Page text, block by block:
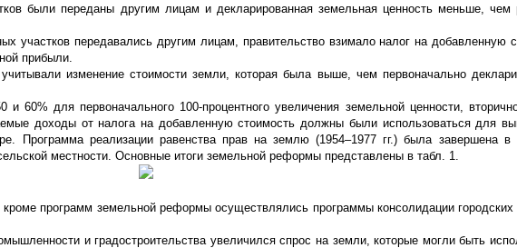
были переданы другим лицам и декларированная земельная ценность меньше, чем
участков передавались другим лицам, правительство взимало налог на добавленную
прибыли.
изменение стоимости земли, которая была выше, чем первоначально
60% для первоначального 100-процентного увеличения земельной ценности,
доходы от налога на добавленную стоимость должны были использоваться для
Программа реализации равенства прав на землю (1954–1977 гг.) была завершена в
местности. Основные итоги земельной реформы представлены в табл. 1.
программ земельной реформы осуществлялись программы консолидации
и градостроительства увеличился спрос на земли, которые могли быть